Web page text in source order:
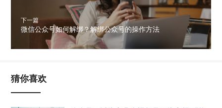
下一篇
微信公众号如何解绑？解绑公众号的操作方法
猜你喜欢